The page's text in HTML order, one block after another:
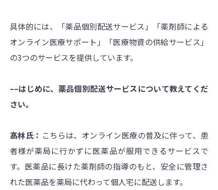
具体的には、「薬品個別配送サービス」「薬剤師による
オンライン医療サポート」「医療物資の供給サービス」
の3つのサービスを提供しています。
––はじめに、薬品個別配送サービスについて教えてくだ
さい。
髙林氏： こちらは、オンライン医療の普及に伴って、患
者様が薬局に行かずに医薬品が服用できるサービスで
す。医薬品に長けた薬剤師の指導のもと、安全に管理さ
れた医薬品を薬局に代わって個人宅に配送します。